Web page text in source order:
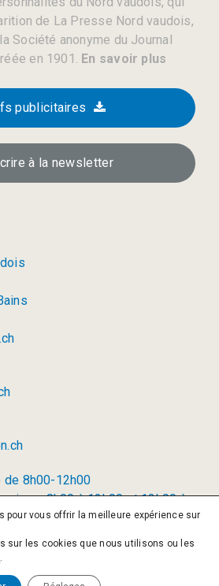
de La Presse Nord vaudois,
Société anonyme du Journal
en 1901. En savoir plus
publicitaires
à la newsletter
de 8h00-12h00
8h00 à 12h00 et 13h00 à
pour vous offrir la meilleure expérience sur
sur les cookies que nous utilisons ou les
.